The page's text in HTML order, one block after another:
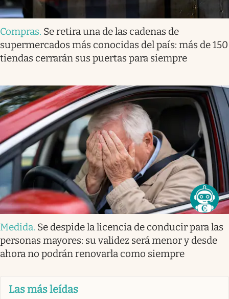
Compras. Se retira una de las cadenas de
supermercados más conocidas del país: más de 150
tiendas cerrarán sus puertas para siempre
Medida. Se despide la licencia de conducir para las
personas mayores: su validez será menor y desde
ahora no podrán renovarla como siempre
Las más leídas